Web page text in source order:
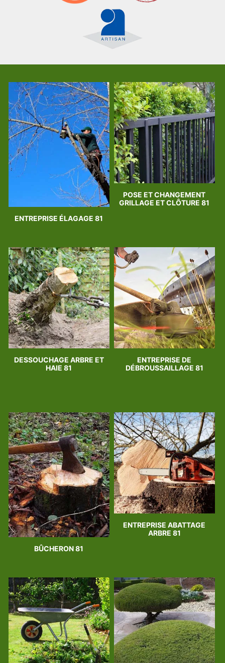
ENTREPRISE ÉLAGAGE 81
POSE ET CHANGEMENT
GRILLAGE ET CLÔTURE 81
DESSOUCHAGE ARBRE ET
HAIE 81
ENTREPRISE DE
DÉBROUSSAILLAGE 81
BÛCHERON 81
ENTREPRISE ABATTAGE
ARBRE 81